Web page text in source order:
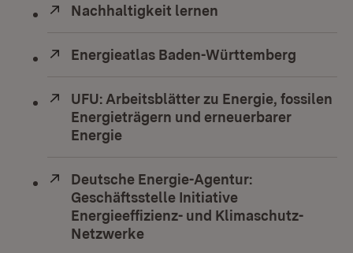
Extern:
Nachhaltigkeit lernen
Extern:
Energieatlas Baden-Württemberg
Extern:
UFU: Arbeitsblätter zu Energie, fossilen
Energieträgern und erneuerbarer
Energie
Extern:
Deutsche Energie-Agentur:
Geschäftsstelle Initiative
Energieeffizienz- und Klimaschutz-
Netzwerke